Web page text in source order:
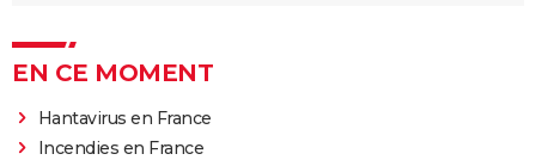
EN CE MOMENT
Hantavirus en France
Incendies en France